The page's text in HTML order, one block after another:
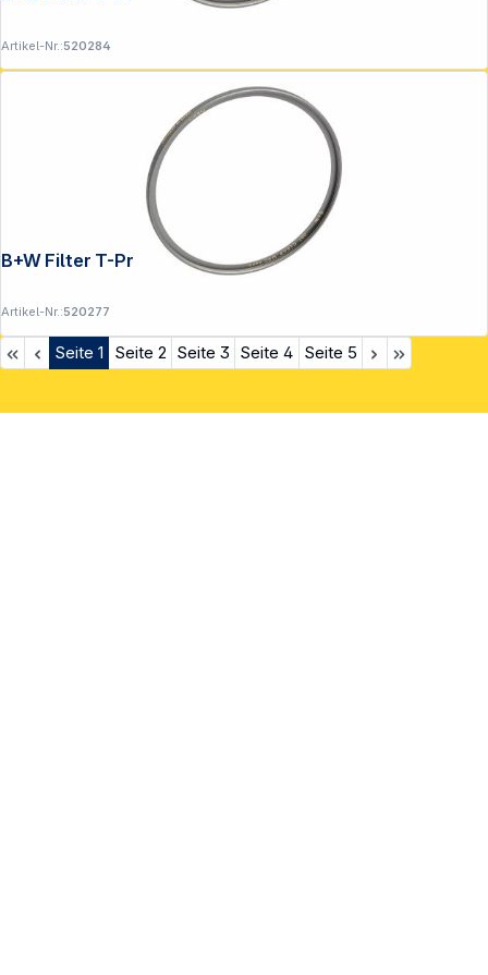
Artikel-Nr.:520284
Artikel-Nr.:520277
Seite 1 Seite 2 Seite 3 Seite 4 Seite 5